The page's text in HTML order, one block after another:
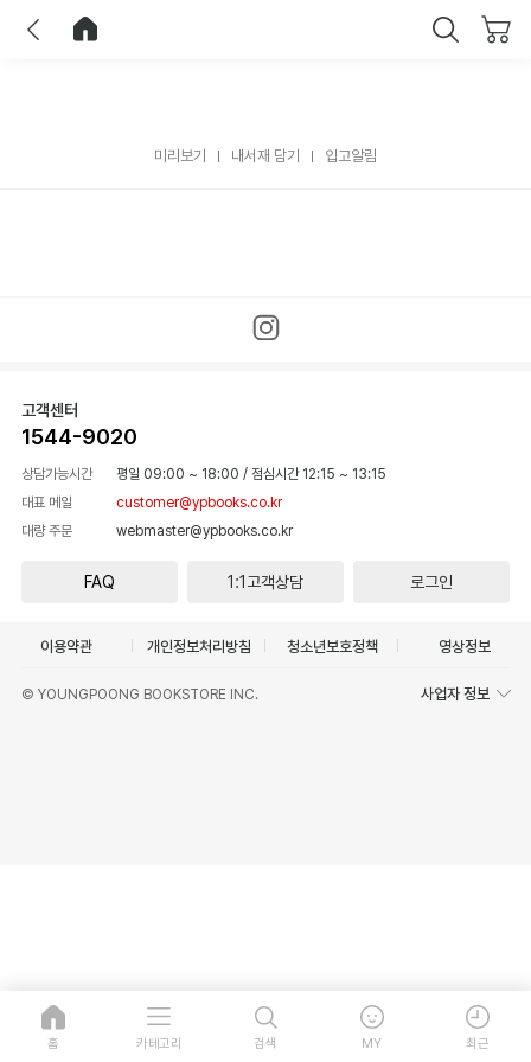
미리보기 내서재 담기 입고알림
고객센터
1544-9020
상담가능시간 평일 09:00 ~ 18:00 / 점심시간 12:15 ~ 13:15
대표 메일
customer@ypbooks.co.kr
대량 주문
webmaster@ypbooks.co.kr
FAQ 1:1고객상담 로그인
이용약관 개인정보처리방침 청소년보호정책 영상정보
© YOUNGPOONG BOOKSTORE INC. 사업자 정보
홈 카테고리 검색 MY 최근